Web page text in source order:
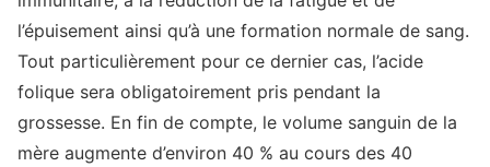
l’épuisement ainsi qu’à une formation normale de sang.
Tout particulièrement pour ce dernier cas, l’acide
folique sera obligatoirement pris pendant la
grossesse. En fin de compte, le volume sanguin de la
mère augmente d’environ 40 % au cours des 40